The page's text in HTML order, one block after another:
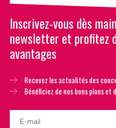
Inscrivez-vous dès
newsletter et profitez
avantages
Recevez les actualités des
Bénéficiez de nos bons plans et